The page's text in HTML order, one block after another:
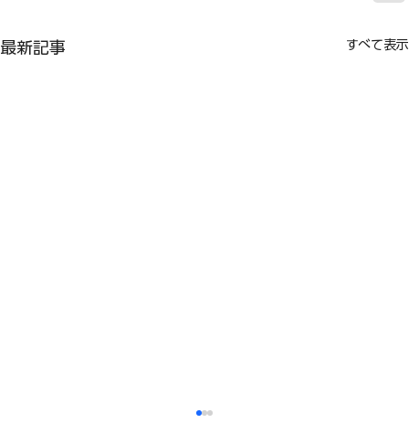
最新記事 すべて表示